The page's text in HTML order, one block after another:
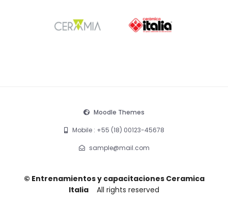
Moodle Themes
Mobile : +55 (18) 00123-45678
sample@mail.com
© Entrenamientos y capacitaciones Ceramica
Italia
All rights reserved